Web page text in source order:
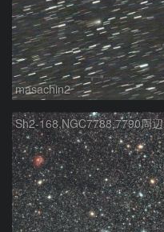
masachin2
Sh2-168,NGC7788,7790周辺